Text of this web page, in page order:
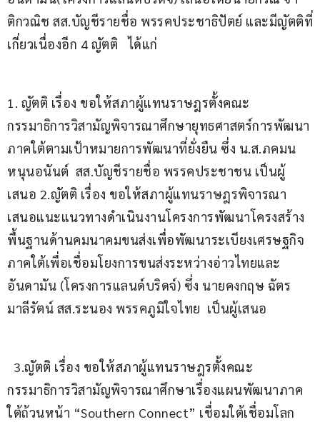
ติกวณิช สส.บัญชีรายชื่อ พรรคประชาธิปัตย์ และมีญัตติที่
เกี่ยวเนื่องอีก 4 ญัตติ   ได้แก่
1. ญัตติ เรื่อง ขอให้สภาผู้แทนราษฎรตั้งคณะ
กรรมาธิการวิสามัญพิจารณาศึกษายุทธศาสตร์การพัฒนา
ภาคใต้ตามเป้าหมายการพัฒนาที่ยั่งยืน ซึ่ง น.ส.ภคมน
หนุนอนันต์  สส.บัญชีรายชื่อ พรรคประชาชน เป็นผู้
เสนอ 2.ญัตติ เรื่อง ขอให้สภาผู้แทนราษฎรพิจารณา
เสนอแนะแนวทางดำเนินงานโครงการพัฒนาโครงสร้าง
พื้นฐานด้านคมนาคมขนส่งเพื่อพัฒนาระเบียงเศรษฐกิจ
ภาคใต้เพื่อเชื่อมโยงการขนส่งระหว่างอ่าวไทยและ
อันดามัน (โครงการแลนด์บริดจ์) ซึ่ง นายคงกฤษ ฉัตร
มาลีรัตน์ สส.ระนอง พรรคภูมิใจไทย  เป็นผู้เสนอ
3.ญัตติ เรื่อง ขอให้สภาผู้แทนราษฎรตั้งคณะ
กรรมาธิการวิสามัญพิจารณาศึกษาเรื่องแผนพัฒนาภาค
ใต้ถ้วนหน้า “Southern Connect” เชื่อมใต้เชื่อมโลก